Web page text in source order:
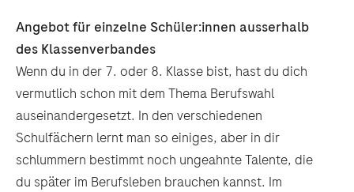
Angebot für einzelne Schüler:innen ausserhalb
des Klassenverbandes
Wenn du in der 7. oder 8. Klasse bist, hast du dich
vermutlich schon mit dem Thema Berufswahl
auseinandergesetzt. In den verschiedenen
Schulfächern lernt man so einiges, aber in dir
schlummern bestimmt noch ungeahnte Talente, die
du später im Berufsleben brauchen kannst. Im